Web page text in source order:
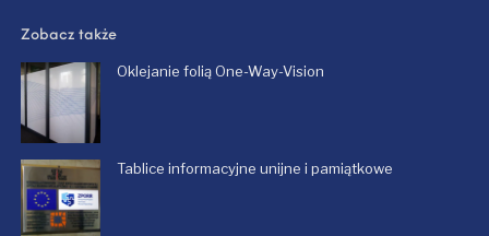
Zobacz także
Oklejanie folią One-Way-Vision
Tablice informacyjne unijne i pamiątkowe